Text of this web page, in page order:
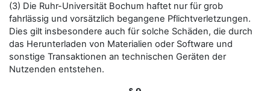
(3) Die Ruhr-Universität Bochum haftet nur für grob
fahrlässig und vorsätzlich begangene Pflichtverletzungen.
Dies gilt insbesondere auch für solche Schäden, die durch
das Herunterladen von Materialien oder Software und
sonstige Transaktionen an technischen Geräten der
Nutzenden entstehen.